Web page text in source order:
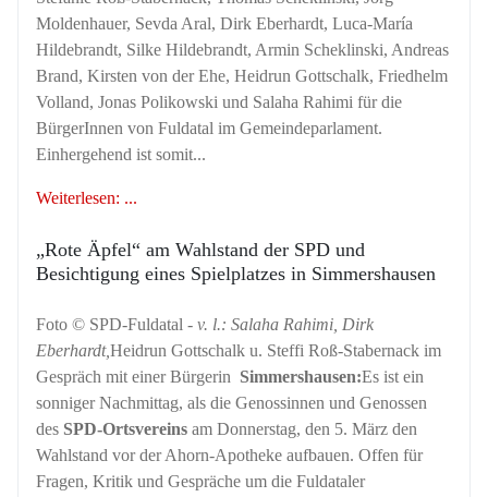
Moldenhauer, Sevda Aral, Dirk Eberhardt, Luca-María
Hildebrandt, Silke Hildebrandt, Armin Scheklinski, Andreas
Brand, Kirsten von der Ehe, Heidrun Gottschalk, Friedhelm
Volland, Jonas Polikowski und Salaha Rahimi für die
BürgerInnen von Fuldatal im Gemeindeparlament.
Einhergehend ist somit...
Weiterlesen: ...
„Rote Äpfel“ am Wahlstand der SPD und
Besichtigung eines Spielplatzes in Simmershausen
Foto © SPD-Fuldatal - v. l.: Salaha Rahimi, Dirk
Eberhardt,Heidrun Gottschalk u. Steffi Roß-Stabernack im
Gespräch mit einer Bürgerin Simmershausen:Es ist ein
sonniger Nachmittag, als die Genossinnen und Genossen
des SPD-Ortsvereins am Donnerstag, den 5. März den
Wahlstand vor der Ahorn-Apotheke aufbauen. Offen für
Fragen, Kritik und Gespräche um die Fuldataler